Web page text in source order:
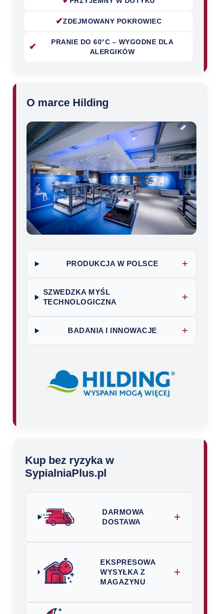
✔ZDEJMOWANY POKROWIEC
✔
PRANIE DO 60°C – WYGODNE DLA
ALERGIKÓW
O marce Hilding
PRODUKCJA W POLSCE +
SZWEDZKA MYŚL
TECHNOLOGICZNA
+
BADANIA I INNOWACJE +
Kup bez ryzyka w
SypialniaPlus.pl
DARMOWA
DOSTAWA
+
EKSPRESOWA
WYSYŁKA Z
MAGAZYNU
+